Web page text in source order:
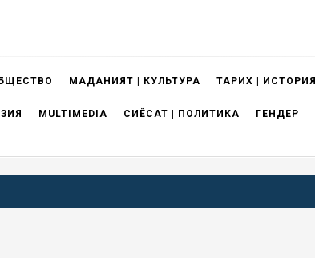
МАДАНИЯТ | КУЛЬТУРА ТАРИХ | ИСТОРИЯ
MULTIMEDIA СИЁСАТ | ПОЛИТИКА ГЕНДЕР